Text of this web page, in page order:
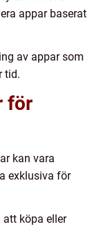
appar baserat
av appar som
tid.
för
kan vara
exklusiva för
att köpa eller